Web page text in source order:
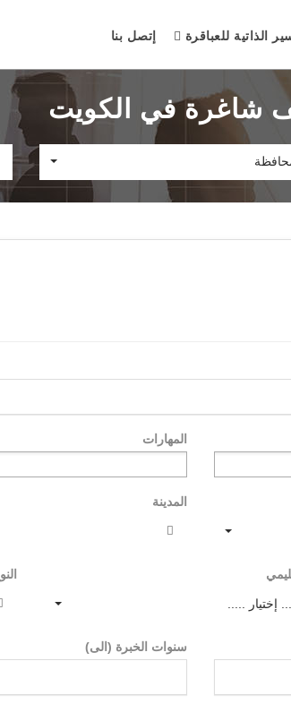
الذاتية للعباقرة إتصل بنا
شاغرة في الكويت
المهارات
المدينة
..... إختيار .....
سنوات الخبرة (الى)